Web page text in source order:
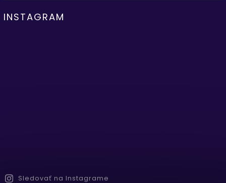
INSTAGRAM
Sledovať na Instagrame